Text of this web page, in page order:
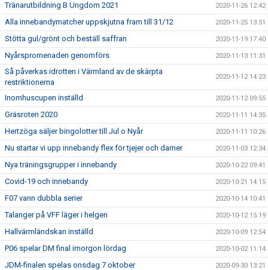
Tränarutbildning B Ungdom 2021 2020-11-26 12:42
Alla innebandymatcher uppskjutna fram till 31/12 2020-11-25 13:51
Stötta gul/grönt och beställ saffran 2020-11-19 17:40
Nyårspromenaden genomförs 2020-11-13 11:31
Så påverkas idrotten i Värmland av de skärpta
restriktionerna
2020-11-12 14:23
Inomhuscupen inställd 2020-11-12 09:55
Gräsroten 2020 2020-11-11 14:35
Hertzöga säljer bingolotter till Jul o Nyår 2020-11-11 10:26
Nu startar vi upp innebandy flex för tjejer och damer 2020-11-03 12:34
Nya träningsgrupper i innebandy 2020-10-22 09:41
Covid-19 och innebandy 2020-10-21 14:15
F07 vann dubbla serier 2020-10-14 10:41
Talanger på VFF läger i helgen 2020-10-12 15:19
Hallvärmländskan inställd 2020-10-09 12:54
P06 spelar DM final imorgon lördag 2020-10-02 11:14
JDM-finalen spelas onsdag 7 oktober 2020-09-30 13:21